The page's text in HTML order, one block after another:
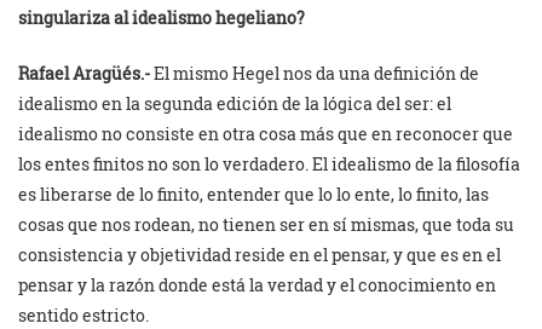
singulariza al idealismo hegeliano?
Rafael Aragüés.-El mismo Hegel nos da una definición de
idealismo en la segunda edición de la lógica del ser: el
idealismo no consiste en otra cosa más que en reconocer que
los entes finitos no son lo verdadero. El idealismo de la filosofía
es liberarse de lo finito, entender que lo lo ente, lo finito, las
cosas que nos rodean, no tienen ser en sí mismas, que toda su
consistencia y objetividad reside en el pensar, y que es en el
pensar y la razón donde está la verdad y el conocimiento en
sentido estricto.